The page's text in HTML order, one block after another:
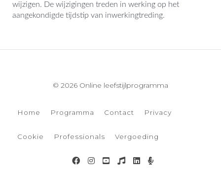
wijzigen. De wijzigingen treden in werking op het
aangekondigde tijdstip van inwerkingtreding.
© 2026 Online leefstijlprogramma
Home Programma Contact Privacy
Cookie Professionals Vergoeding